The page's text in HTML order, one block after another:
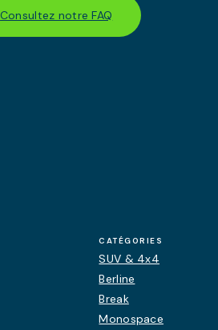
Consultez notre FAQ
CATÉGORIES
SUV & 4x4
Berline
Break
Monospace